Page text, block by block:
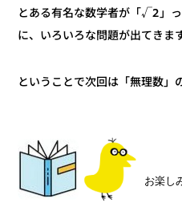
とある有名な数学者が「√2」
に、いろいろな問題が出てきます
ということで次回は「無理数」
お楽し